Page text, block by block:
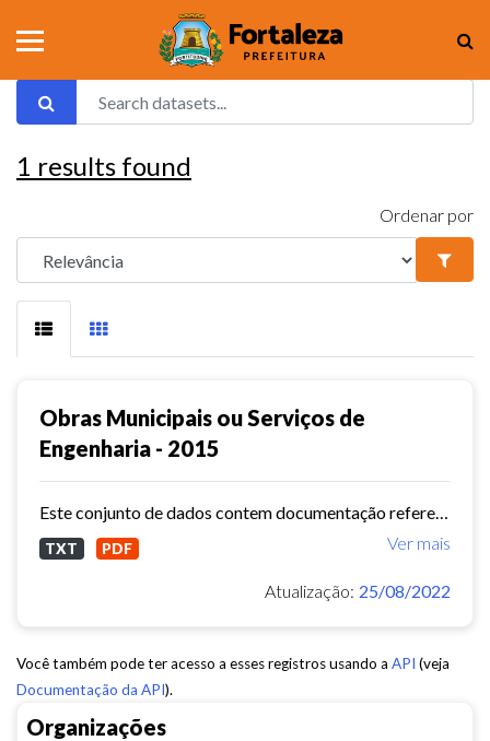
Organizações
1 results found
Ordenar por
Obras Municipais ou Serviços de
Engenharia - 2015
Ver mais
TXT PDF
Atualização: 25/08/2022
Você também pode ter acesso a esses registros usando a API (veja
Documentação da API).